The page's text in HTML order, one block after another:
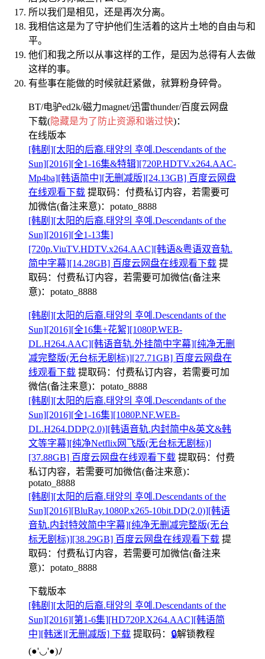
所以我们是相见，还是再次分离。
我相信这是为了守护他们生活着的这片土地的自由与和
平。
他们和我之所以从事这样的工作，是因为总得有人去做
这样的事。
有些事在能做的时候就赶紧做，就算粉身碎骨。
BT/电驴ed2k/磁力magnet/迅雷thunder/百度云网盘
下载(隐藏是为了防止资源和谐过快)：
在线版本
[韩剧][太阳的后裔.태양의 후예.Descendants of the
Sun][2016][全1-16集&特辑][720P.HDTV.x264.AAC-
Mp4ba][韩语简中][无删减版][24.13GB] 百度云网盘
在线观看下载 提取码： 付费私订内容，若需要可
加微信(备注来意)：potato_8888
[韩剧][太阳的后裔.태양의 후예.Descendants of the
Sun][2016][全1-13集]
[720p.ViuTV.HDTV.x264.AAC][韩语&粤语双音轨.
简中字幕][14.28GB] 百度云网盘在线观看下载 提
取码： 付费私订内容，若需要可加微信(备注来
意)：potato_8888
[韩剧][太阳的后裔.태양의 후예.Descendants of the
Sun][2016][全16集+花絮][1080P.WEB-
DL.H264.AAC][韩语音轨.外挂简中字幕][纯净无删
减完整版(无台标无剧标)][27.71GB] 百度云网盘在
线观看下载 提取码： 付费私订内容，若需要可加
微信(备注来意)：potato_8888
[韩剧][太阳的后裔.태양의 후예.Descendants of the
Sun][2016][全1-16集][1080P.NF.WEB-
DL.H264.DDP(2.0)][韩语音轨.内封简中&英文&韩
文等字幕][纯净Netflix网飞版(无台标无剧标)]
[37.88GB] 百度云网盘在线观看下载 提取码： 付费
私订内容，若需要可加微信(备注来意)：
potato_8888
[韩剧][太阳的后裔.태양의 후예.Descendants of the
Sun][2016][BluRay.1080P.x265-10bit.DD(2.0)][韩语
音轨.内封特效简中字幕][纯净无删减完整版(无台
标无剧标)][38.29GB] 百度云网盘在线观看下载 提
取码： 付费私订内容，若需要可加微信(备注来
意)：potato_8888
下载版本
[韩剧][太阳的后裔.태양의 후예.Descendants of the
Sun][2016][第1-6集][HD720P.X264.AAC][韩语简
中][韩迷][无删减版] 下载 提取码： 🔒解锁教程
(●'◡'●)ﾉ